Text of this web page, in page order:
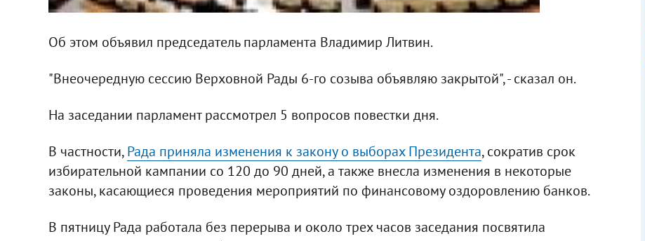
Об этом объявил председатель парламента Владимир Литвин.
"Внеочередную сессию Верховной Рады 6-го созыва объявляю закрытой", - сказал он.
На заседании парламент рассмотрел 5 вопросов повестки дня.
В частности,Рада приняла изменения к закону о выборах Президента, сократив срок
избирательной кампании со 120 до 90 дней, а также внесла изменения в некоторые
законы, касающиеся проведения мероприятий по финансовому оздоровлению банков.
В пятницу Рада работала без перерыва и около трех часов заседания посвятила